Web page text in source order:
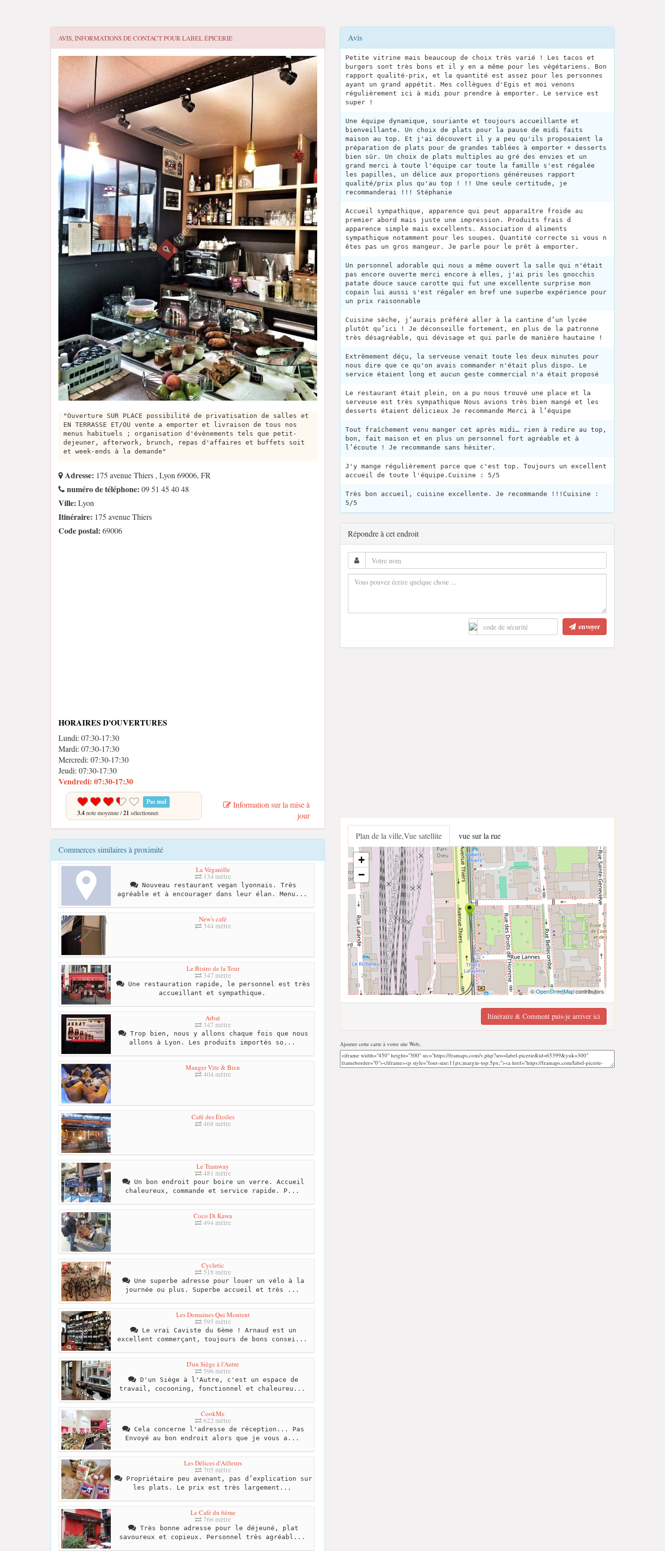
AVIS, INFORMATIONS DE CONTACT POURLABEL ÉPICERIE
"Ouverture SUR PLACE possibilité de privatisation de salles et
EN TERRASSE ET/OU vente a emporter et livraison de tous nos
menus habituels ; organisation d'évènements tels que petit-
dejeuner, afterwork, brunch, repas d'affaires et buffets soit
et week-ends à la demande"
Adresse: 175 avenue Thiers , Lyon 69006, FR
numéro de téléphone: 09 51 45 40 48
Ville: Lyon
Itinéraire: 175 avenue Thiers
Code postal: 69006
HORAIRES D'OUVERTURES
Lundi: 07:30-17:30
Mardi: 07:30-17:30
Mercredi: 07:30-17:30
Jeudi: 07:30-17:30
Vendredi: 07:30-17:30
Pas mal
3.4note moyenne /21 sélectionner.
Information sur la mise à
jour
Commerces similaires à proximité
La Véganille
134 mètre
Nouveau restaurant vegan lyonnais. Très
agréable et à encourager dans leur élan. Menu...
New's café
344 mètre
Le Bistro de la Tour
347 mètre
Une restauration rapide, le personnel est très
accueillant et sympathique.
Arbat
347 mètre
Trop bien, nous y allons chaque fois que nous
allons à Lyon. Les produits importés so...
Manger Vite & Bien
404 mètre
Café des Étoiles
468 mètre
Le Tramway
481 mètre
Un bon endroit pour boire un verre. Accueil
chaleureux, commande et service rapide. P...
Coco Di Kawa
494 mètre
Cycletic
518 mètre
Une superbe adresse pour louer un vélo à la
journée ou plus. Superbe accueil et très ...
Les Domaines Qui Montent
595 mètre
Le vrai Caviste du 6ème ! Arnaud est un
excellent commerçant, toujours de bons consei...
D'un Siège à l'Autre
596 mètre
D'un Siège à l'Autre, c'est un espace de
travail, cocooning, fonctionnel et chaleureu...
CookMe
622 mètre
Cela concerne l'adresse de réception... Pas
Envoyé au bon endroit alors que je vous a...
Les Délices d'Ailleurs
705 mètre
Propriétaire peu avenant, pas d’explication sur
les plats. Le prix est très largement...
Le Café du 6ème
766 mètre
Très bonne adresse pour le déjeuné, plat
savoureux et copieux. Personnel très agréabl...
Avis
Petite vitrine mais beaucoup de choix très varié ! Les tacos et
burgers sont très bons et il y en a même pour les végétariens. Bon
rapport qualité-prix, et la quantité est assez pour les personnes
ayant un grand appétit. Mes collègues d'Egis et moi venons
régulièrement ici à midi pour prendre à emporter. Le service est
super !
Une équipe dynamique, souriante et toujours accueillante et
bienveillante. Un choix de plats pour la pause de midi faits
maison au top. Et j'ai découvert il y a peu qu'ils proposaient la
préparation de plats pour de grandes tablées à emporter + desserts
bien sûr. Un choix de plats multiples au gré des envies et un
grand merci à toute l'équipe car toute la famille s'est régalée
les papilles, un délice aux proportions généreuses rapport
qualité/prix plus qu'au top ! !! Une seule certitude, je
recommanderai !!! Stéphanie
Accueil sympathique, apparence qui peut apparaître froide au
premier abord mais juste une impression. Produits frais d
apparence simple mais excellents. Association d aliments
sympathique notamment pour les soupes. Quantité correcte si vous n
êtes pas un gros mangeur. Je parle pour le prêt à emporter.
Un personnel adorable qui nous a même ouvert la salle qui n'était
pas encore ouverte merci encore à elles, j'ai pris les gnocchis
patate douce sauce carotte qui fut une excellente surprise mon
copain lui aussi s'est régaler en bref une superbe expérience pour
un prix raisonnable
Cuisine sèche, j’aurais préféré aller à la cantine d’un lycée
plutôt qu’ici ! Je déconseille fortement, en plus de la patronne
très désagréable, qui dévisage et qui parle de manière hautaine !
Extrêmement déçu, la serveuse venait toute les deux minutes pour
nous dire que ce qu'on avais commander n'était plus dispo. Le
service étaient long et aucun geste commercial n'a était proposé
Le restaurant était plein, on a pu nous trouvé une place et la
serveuse est très sympathique Nous avions très bien mangé et les
desserts étaient délicieux Je recommande Merci à l’équipe
Tout fraîchement venu manger cet après midi… rien à redire au top,
bon, fait maison et en plus un personnel fort agréable et à
l’écoute ! Je recommande sans hésiter.
J'y mange régulièrement parce que c'est top. Toujours un excellent
accueil de toute l'équipe.Cuisine : 5/5
Très bon accueil, cuisine excellente. Je recommande !!!Cuisine :
5/5
Répondre à cet endroit
envoyer
Plan de la ville,Vue satellite vue sur la rue
+
−
©OpenStreetMapcontributors
Itinéraire & Comment puis-je arriver ici
Ajouter cette carte à votre site Web;